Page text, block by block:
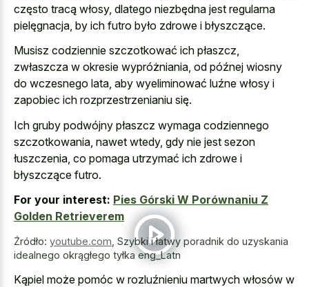
często tracą włosy, dlatego niezbędna jest regularna
pielęgnacja, by ich futro było zdrowe i błyszczące.
Musisz codziennie szczotkować ich płaszcz,
zwłaszcza w okresie wypróżniania, od późnej wiosny
do wczesnego lata, aby wyeliminować luźne włosy i
zapobiec ich rozprzestrzenianiu się.
Ich gruby podwójny płaszcz wymaga codziennego
szczotkowania, nawet wtedy, gdy nie jest sezon
łuszczenia, co pomaga utrzymać ich zdrowe i
błyszczące futro.
For your interest: Pies Górski W Porównaniu Z
Golden Retrieverem
Źródło: youtube.com Szybki i łatwy poradnik do uzyskania
idealnego okrągłego tyłka eng_Latn
Kąpiel może pomóc w rozluźnieniu martwych włosów w